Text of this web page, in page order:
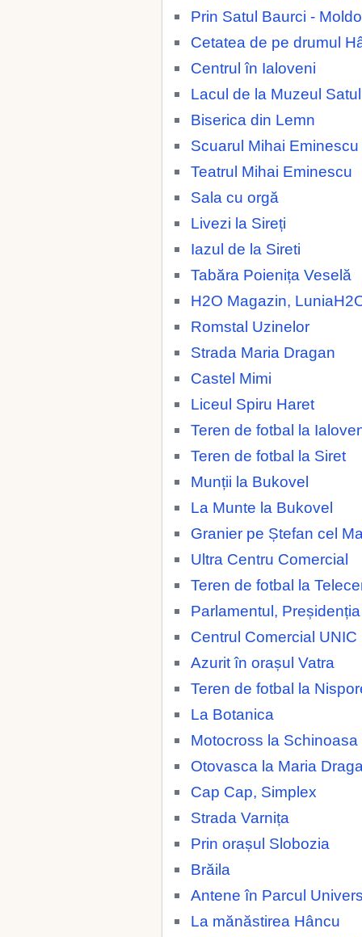
Prin Satul Baurci -
Cetatea de pe drumul
Centrul în Ialoveni
Lacul de la Muzeul
Biserica din Lemn
Scuarul Mihai Eminescu
Teatrul Mihai Eminescu
Sala cu orgă
Livezi la Sireți
Iazul de la Sireti
Tabăra Poienița Veselă
H2O Magazin,
Romstal Uzinelor
Strada Maria Dragan
Castel Mimi
Liceul Spiru Haret
Teren de fotbal la
Teren de fotbal la Siret
Munții la Bukovel
La Munte la Bukovel
Granier pe Ștefan cel
Ultra Centru Comercial
Teren de fotbal la
Parlamentul, Preșidenția
Centrul Comercial UNIC
Azurit în orașul Vatra
Teren de fotbal la
La Botanica
Motocross la Schinoasa
Otovasca la Maria
Cap Cap, Simplex
Strada Varnița
Prin orașul Slobozia
Brăila
Antene în Parcul
La mănăstirea Hâncu